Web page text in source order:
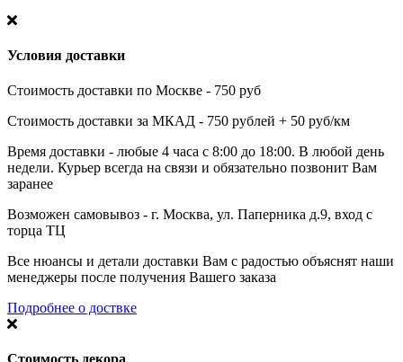
Условия доставки
Стоимость доставки по Москве - 750 руб
Стоимость доставки за МКАД - 750 рублей + 50 руб/км
Время доставки - любые 4 часа с 8:00 до 18:00. В любой день
недели. Курьер всегда на связи и обязательно позвонит Вам
заранее
Возможен самовывоз - г. Москва, ул. Паперника д.9, вход с
торца ТЦ
Все нюансы и детали доставки Вам с радостью объяснят наши
менеджеры после получения Вашего заказа
Подробнее о доствке